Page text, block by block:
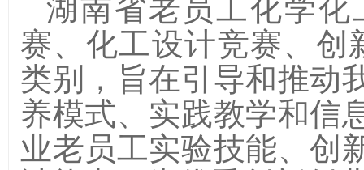
湖南省老员工化学
赛、化工设计竞赛、创
类别，旨在引导和推动
养模式、实践教学和信
业老员工实验技能、创